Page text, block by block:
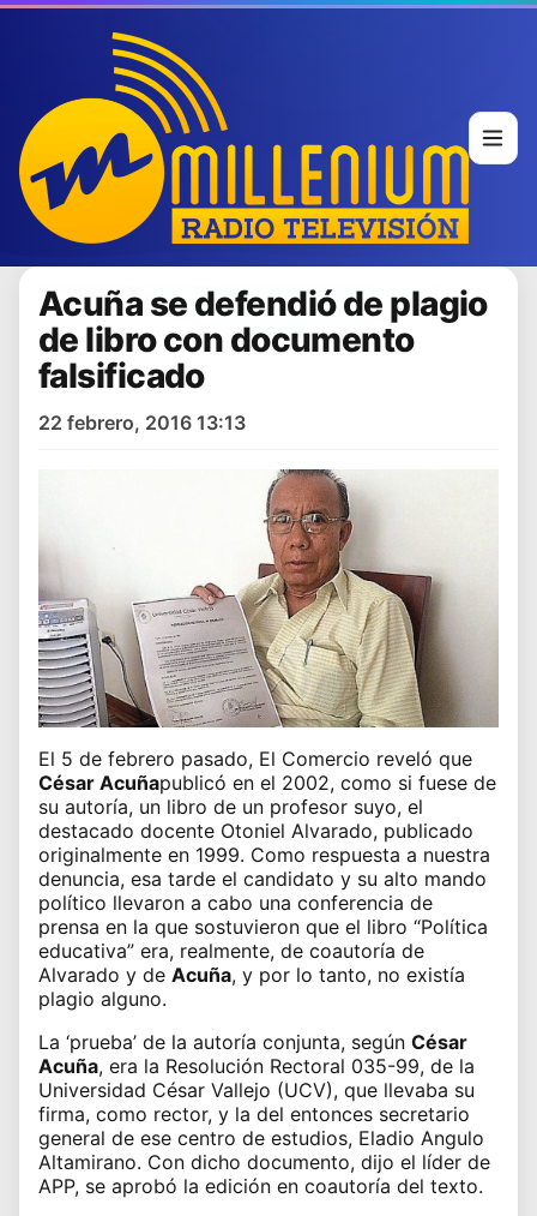
Acuña se defendió de plagio
de libro con documento
falsificado
22 febrero, 2016 13:13
El 5 de febrero pasado, El Comercio reveló que
César Acuñapublicó en el 2002, como si fuese de
su autoría, un libro de un profesor suyo, el
destacado docente Otoniel Alvarado, publicado
originalmente en 1999. Como respuesta a nuestra
denuncia, esa tarde el candidato y su alto mando
político llevaron a cabo una conferencia de
prensa en la que sostuvieron que el libro “Política
educativa” era, realmente, de coautoría de
Alvarado y de Acuña, y por lo tanto, no existía
plagio alguno.
La ‘prueba’ de la autoría conjunta, según César
Acuña, era la Resolución Rectoral 035-99, de la
Universidad César Vallejo (UCV), que llevaba su
firma, como rector, y la del entonces secretario
general de ese centro de estudios, Eladio Angulo
Altamirano. Con dicho documento, dijo el líder de
APP, se aprobó la edición en coautoría del texto.